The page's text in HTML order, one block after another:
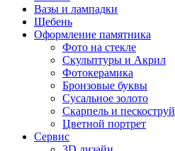
Вазы и лампадки
Щебень
Оформление памятника
Фото на стекле
Скульптуры и Акрил
Фотокерамика
Бронзовые буквы
Сусальное золото
Скарпель и пескоструй
Цветной портрет
Сервис